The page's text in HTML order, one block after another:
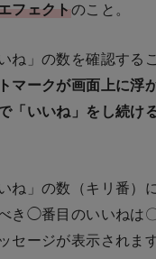
フェクト のこと。
ね」の数を確認する
マークが画面上に浮
「いいね」をし続け
ね」の数（キリ番）
き◯番目のいいねは
セージが表示されま